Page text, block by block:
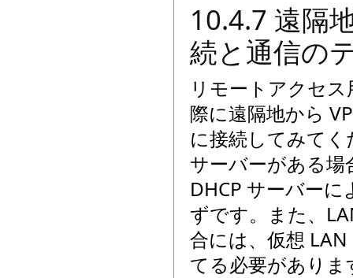
10.4.7 遠隔
続と通信の
リモートアクセ
際に遠隔地から
に接続してみて
サーバーがある
DHCP サーバー
ずです。また、
合には、仮想
てる必要がありま